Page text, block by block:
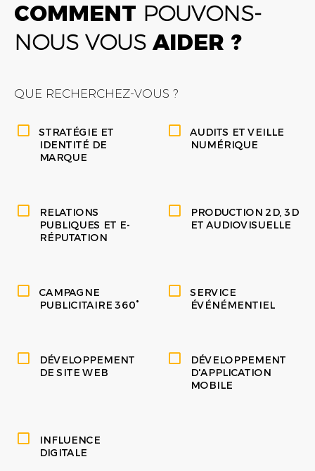
COMMENT POUVONS-
NOUS VOUS AIDER ?
QUE RECHERCHEZ-VOUS ?
STRATÉGIE ET
IDENTITÉ DE
MARQUE
AUDITS ET VEILLE
NUMÉRIQUE
RELATIONS
PUBLIQUES ET E-
RÉPUTATION
PRODUCTION 2D, 3D
ET AUDIOVISUELLE
CAMPAGNE
PUBLICITAIRE 360°
SERVICE
ÉVÉNÉMENTIEL
DÉVELOPPEMENT
DE SITE WEB
DÉVELOPPEMENT
D'APPLICATION
MOBILE
INFLUENCE
DIGITALE